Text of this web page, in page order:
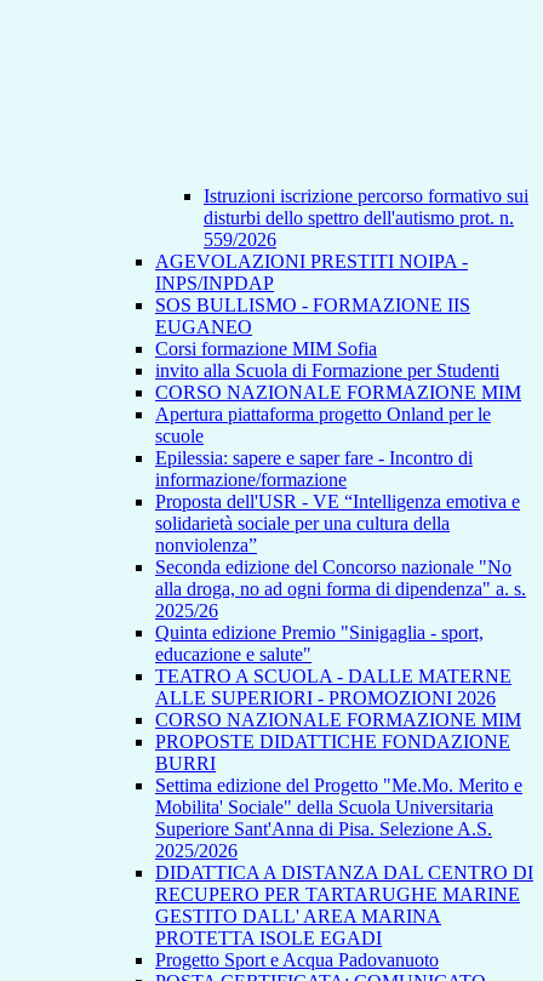
Istruzioni iscrizione percorso formativo sui
disturbi dello spettro dell'autismo prot. n.
559/2026
AGEVOLAZIONI PRESTITI NOIPA -
INPS/INPDAP
SOS BULLISMO - FORMAZIONE IIS
EUGANEO
Corsi formazione MIM Sofia
invito alla Scuola di Formazione per Studenti
CORSO NAZIONALE FORMAZIONE MIM
Apertura piattaforma progetto Onland per le
scuole
Epilessia: sapere e saper fare - Incontro di
informazione/formazione
Proposta dell'USR - VE “Intelligenza emotiva e
solidarietà sociale per una cultura della
nonviolenza”
Seconda edizione del Concorso nazionale "No
alla droga, no ad ogni forma di dipendenza" a. s.
2025/26
Quinta edizione Premio "Sinigaglia - sport,
educazione e salute"
TEATRO A SCUOLA - DALLE MATERNE
ALLE SUPERIORI - PROMOZIONI 2026
CORSO NAZIONALE FORMAZIONE MIM
PROPOSTE DIDATTICHE FONDAZIONE
BURRI
Settima edizione del Progetto "Me.Mo. Merito e
Mobilita' Sociale" della Scuola Universitaria
Superiore Sant'Anna di Pisa. Selezione A.S.
2025/2026
DIDATTICA A DISTANZA DAL CENTRO DI
RECUPERO PER TARTARUGHE MARINE
GESTITO DALL' AREA MARINA
PROTETTA ISOLE EGADI
Progetto Sport e Acqua Padovanuoto